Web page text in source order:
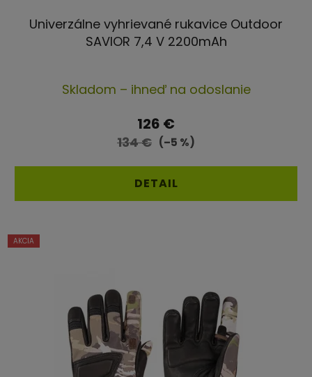
Univerzálne vyhrievané rukavice Outdoor
SAVIOR 7,4 V 2200mAh
hodnotenie
produktu
je
z
5
Skladom – ihneď na odoslanie
126 €
134 € (–5 %)
DETAIL
AKCIA